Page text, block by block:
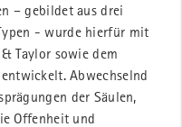
– gebildet aus drei
- wurde hierfür mit
Taylor sowie dem
Abwechselnd
der Säulen,
Offenheit und